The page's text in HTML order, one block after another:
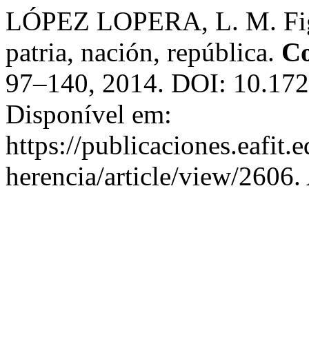
LÓPEZ LOPERA, L. M.
patria, nación, república.
97–140, 2014. DOI:
Disponível em:
https://
herencia/article/view/2606.